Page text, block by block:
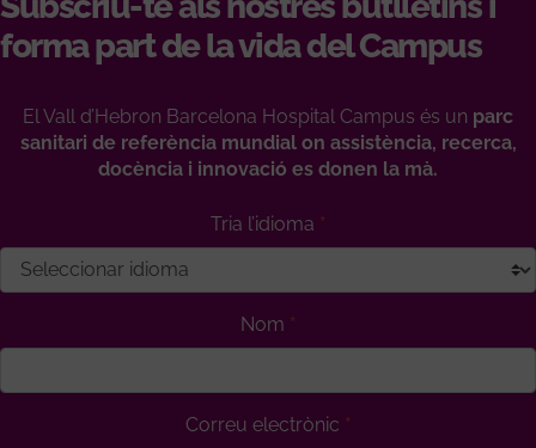
forma part de la vida del Campus
El Vall d’Hebron Barcelona Hospital Campus és un parc
sanitari de referència mundial on assistència, recerca,
docència i innovació es donen la mà.
Tria l’idioma
Nom
Correu electrònic